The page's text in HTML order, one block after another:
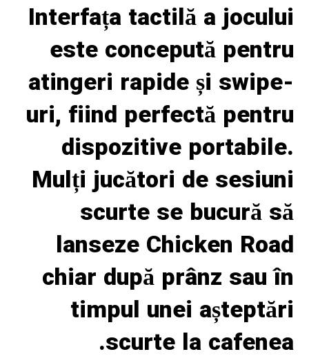
Interfața tactilă a jocului
este concepută pentru
atingeri rapide și swipe-
uri, fiind perfectă pentru
dispozitive portabile.
Mulți jucători de sesiuni
scurte se bucură să
lanseze Chicken Road
chiar după prânz sau în
timpul unei așteptări
scurte la cafenea.